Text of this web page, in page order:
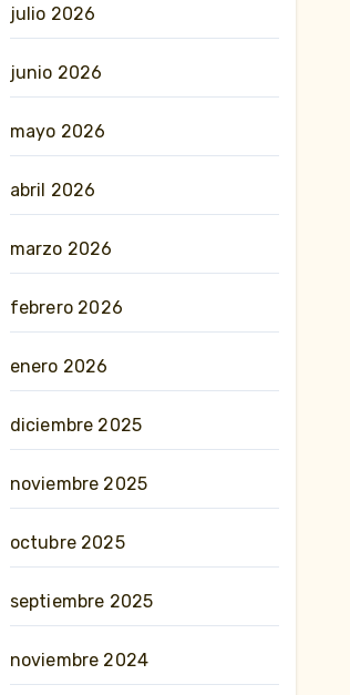
julio 2026
junio 2026
mayo 2026
abril 2026
marzo 2026
febrero 2026
enero 2026
diciembre 2025
noviembre 2025
octubre 2025
septiembre 2025
noviembre 2024